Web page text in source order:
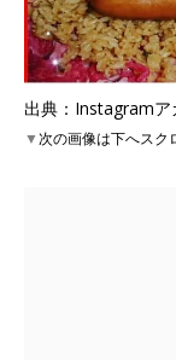
出典：Instagramア
▼次の画像は下へスク